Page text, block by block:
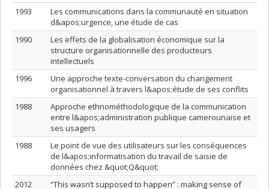
1993
Les communications dans la communauté en situation
d&apos;urgence, une étude de cas
1990
Les effets de la globalisation économique sur la
structure organisationnelle des producteurs
intellectuels
1996
Une approche texte-conversation du changement
organisationnel à travers l&apos;étude de ses conflits
1988
Approche ethnométhodologique de la communication
entre l&apos;administration publique camerounaise et
ses usagers
1988
Le point de vue des utilisateurs sur les conséquences
de l&apos;informatisation du travail de saisie de
données chez &quot;Q&quot;
2012
“This wasn’t supposed to happen” : making sense of